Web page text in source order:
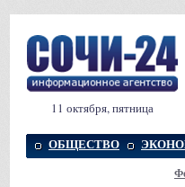
11 октября, пятница
ОБЩЕСТВО